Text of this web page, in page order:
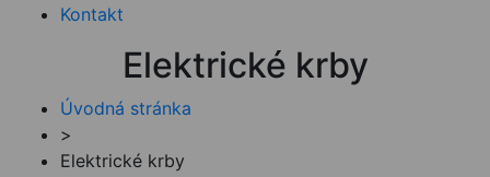
Kontakt
Elektrické krby
Úvodná stránka
>
Elektrické krby